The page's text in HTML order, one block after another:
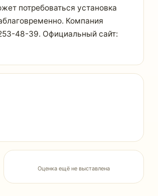
потребоваться установка
Компания
48-39. Официальный сайт:
Оценка ещё не выставлена